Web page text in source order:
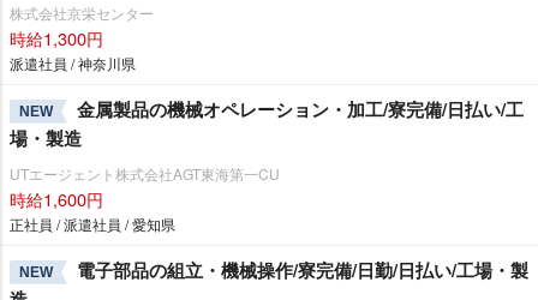
株式会社京栄センター
時給1,300円
派遣社員 / 神奈川県
NEW
金属製品の機械オペレーション・加工/寮完備/日払い/工
場・製造
UTエージェント株式会社AGT東海第一CU
時給1,600円
正社員 / 派遣社員 / 愛知県
NEW
電子部品の組立・機械操作/寮完備/日勤/日払い/工場・製